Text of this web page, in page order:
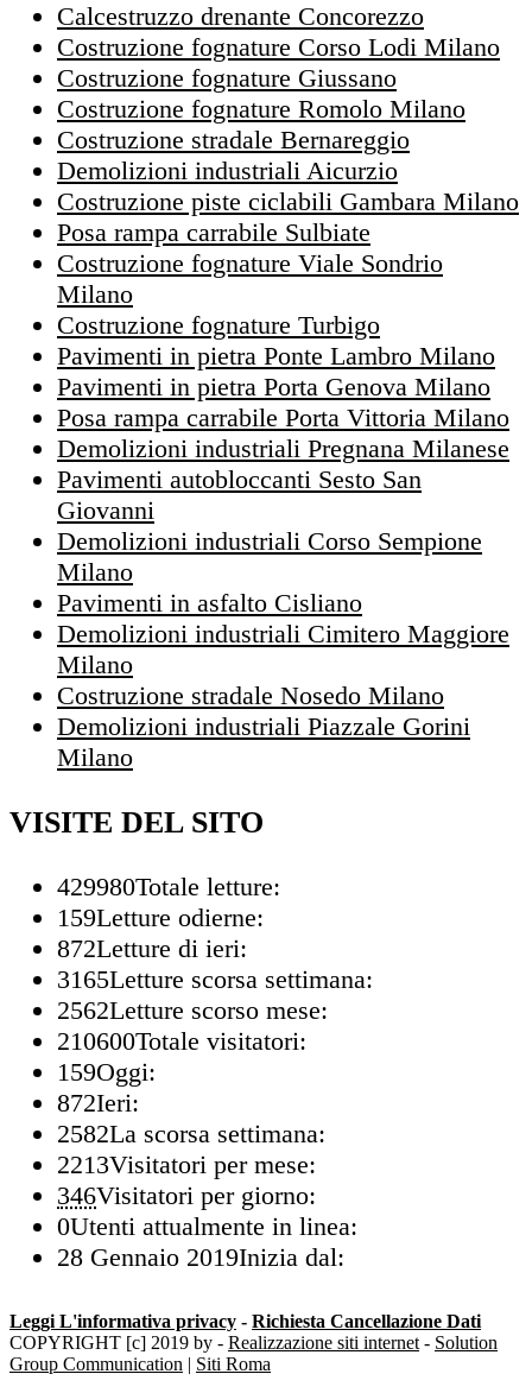
Calcestruzzo drenante Concorezzo
Costruzione fognature Corso Lodi Milano
Costruzione fognature Giussano
Costruzione fognature Romolo Milano
Costruzione stradale Bernareggio
Demolizioni industriali Aicurzio
Costruzione piste ciclabili Gambara Milano
Posa rampa carrabile Sulbiate
Costruzione fognature Viale Sondrio
Milano
Costruzione fognature Turbigo
Pavimenti in pietra Ponte Lambro Milano
Pavimenti in pietra Porta Genova Milano
Posa rampa carrabile Porta Vittoria Milano
Demolizioni industriali Pregnana Milanese
Pavimenti autobloccanti Sesto San
Giovanni
Demolizioni industriali Corso Sempione
Milano
Pavimenti in asfalto Cisliano
Demolizioni industriali Cimitero Maggiore
Milano
Costruzione stradale Nosedo Milano
Demolizioni industriali Piazzale Gorini
Milano
VISITE DEL SITO
429980Totale letture:
159Letture odierne:
872Letture di ieri:
3165Letture scorsa settimana:
2562Letture scorso mese:
210600Totale visitatori:
159Oggi:
872Ieri:
2582La scorsa settimana:
2213Visitatori per mese:
346Visitatori per giorno:
0Utenti attualmente in linea:
28 Gennaio 2019Inizia dal:
Leggi L'informativa privacy - Richiesta Cancellazione Dati
COPYRIGHT [c] 2019 by - Realizzazione siti internet - Solution
Group Communication | Siti Roma